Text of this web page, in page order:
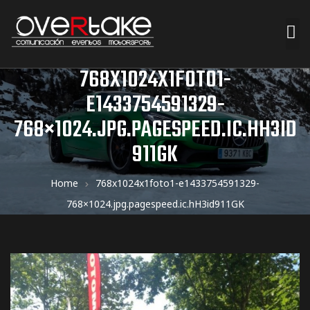
768X1024X1FOTO1-
E1433754591329-
768×1024.JPG.PAGESPEED.IC.HH3ID
911GK
Home
768x1024x1foto1-e1433754591329-
768×1024.jpg.pagespeed.ic.hH3id911GK
de